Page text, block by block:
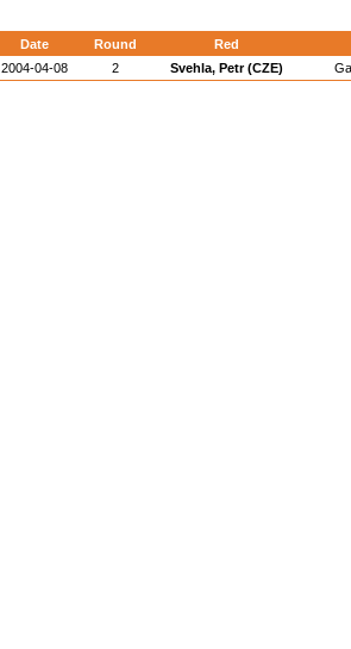
Date Round
Red
2004-04-08
2 Svehla, Petr (CZE)